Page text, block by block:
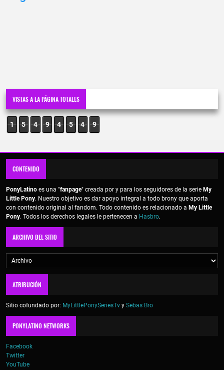
VISTAS A LA PÁGINA TOTALES
1 5 4 9 4 5 4 9
CONTENIDO
PonyLatino es una "fanpage" creada por y para los seguidores de la serie My
Little Pony. Nuestro objetivo es dar apoyo integral a todo brony que aporta
con contenido original al fandom. Todo contenido es relacionado a My Little
Pony. Todos los derechos legales le pertenecen a Hasbro.
ARCHIVO DEL SITIO
ATRIBUCIÓN
Sitio cofundado por: MyLittlePonySeriesTv y Sebas Bro
PONYLATINO NETWORKS
Facebook
Twitter
YouTube